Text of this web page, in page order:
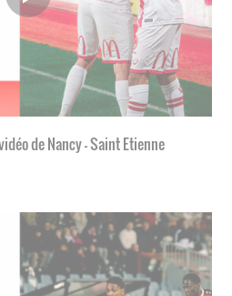
de Nancy - Saint Etienne